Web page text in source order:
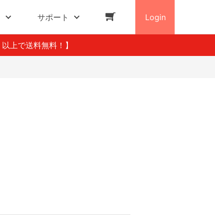
サポート Login
以上で送料無料！】